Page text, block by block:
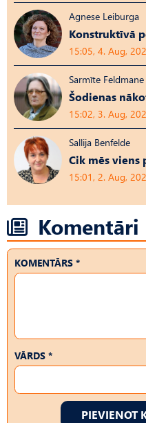
Agnese Leiburga
Konstruktīvā
15:05, 4. Aug,
Sarmīte Feldmane
Šodienas
15:02, 3. Aug,
Sallija Benfelde
Cik mēs viens
15:01, 2. Aug,
Komentāri
KOMENTĀRS *
VĀRDS *
PIEVIENOT